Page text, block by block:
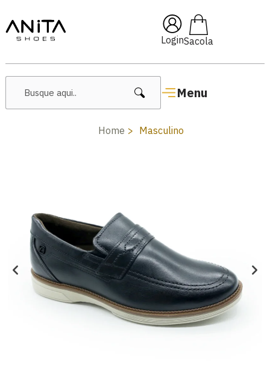
Login
Menu
🔥 Lançamentos Femininos
Home Masculino